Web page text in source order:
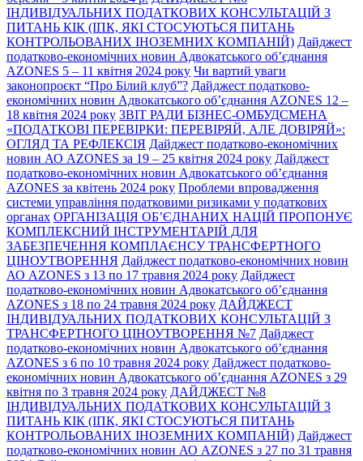
ІНДИВІДУАЛЬНИХ ПОДАТКОВИХ КОНСУЛЬТАЦІЙ З
ПИТАНЬ КІК (ІПК, ЯКІ СТОСУЮТЬСЯ ПИТАНЬ
КОНТРОЛЬОВАНИХ ІНОЗЕМНИХ КОМПАНІЙ) Дайджест
податково-економічних новин Адвокатського об’єднання
AZONES 5 – 11 квітня 2024 року Чи вартий уваги
законопроєкт “Про Білий клуб”? Дайджест податково-
економічних новин Адвокатського об’єднання AZONES 12 –
18 квітня 2024 року ЗВІТ РАДИ БІЗНЕС-ОМБУДСМЕНА
«ПОДАТКОВІ ПЕРЕВІРКИ: ПЕРЕВІРЯЙ, АЛЕ ДОВІРЯЙ»:
ОГЛЯД ТА РЕФЛЕКСІЯ Дайджест податково-економічних
новин АО AZONES за 19 – 25 квітня 2024 року Дайджест
податково-економічних новин Адвокатського об’єднання
AZONES за квітень 2024 року Проблеми впровадження
системи управління податковими ризиками у податкових
органах ОРГАНІЗАЦІЯ ОБ’ЄДНАНИХ НАЦІЙ ПРОПОНУЄ
КОМПЛЕКСНИЙ ІНСТРУМЕНТАРІЙ ДЛЯ
ЗАБЕЗПЕЧЕННЯ КОМПЛАЄНСУ ТРАНСФЕРТНОГО
ЦІНОУТВОРЕННЯ Дайджест податково-економічних новин
АО AZONES з 13 по 17 травня 2024 року Дайджест
податково-економічних новин Адвокатського об’єднання
AZONES з 18 по 24 травня 2024 року ДАЙДЖЕСТ
ІНДИВІДУАЛЬНИХ ПОДАТКОВИХ КОНСУЛЬТАЦІЙ З
ТРАНСФЕРТНОГО ЦІНОУТВОРЕННЯ №7 Дайджест
податково-економічних новин Адвокатського об’єднання
AZONES з 6 по 10 травня 2024 року Дайджест податково-
економічних новин Адвокатського об’єднання AZONES з 29
квітня по 3 травня 2024 року ДАЙДЖЕСТ №8
ІНДИВІДУАЛЬНИХ ПОДАТКОВИХ КОНСУЛЬТАЦІЙ З
ПИТАНЬ КІК (ІПК, ЯКІ СТОСУЮТЬСЯ ПИТАНЬ
КОНТРОЛЬОВАНИХ ІНОЗЕМНИХ КОМПАНІЙ) Дайджест
податково-економічних новин АО AZONES з 27 по 31 травня